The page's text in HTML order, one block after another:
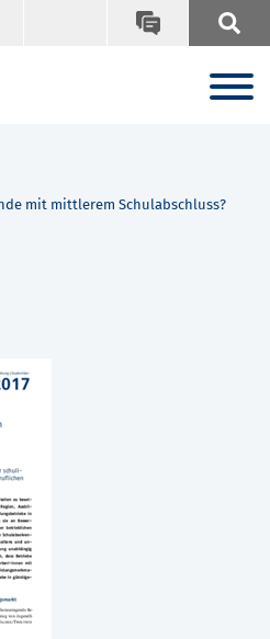
mit mittlerem Schulabschluss?